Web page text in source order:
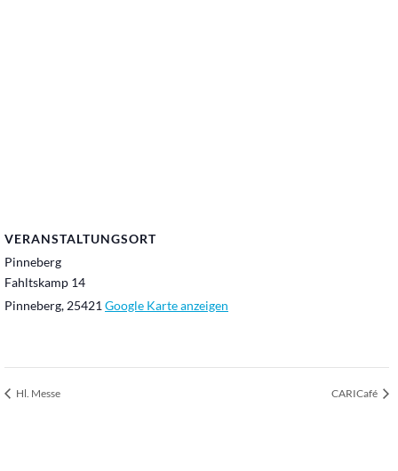
VERANSTALTUNGSORT
Pinneberg
Fahltskamp 14
Pinneberg, 25421 Google Karte anzeigen
Hl. Messe CARICafé